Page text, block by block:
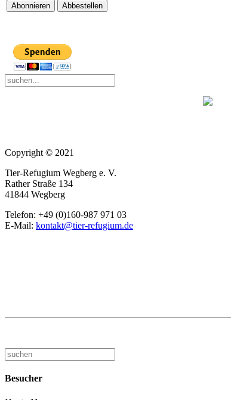
Copyright © 2021
Tier-Refugium Wegberg e. V.
Rather Straße 134
41844 Wegberg
Telefon: +49 (0)160-987 971 03
E-Mail: kontakt@tier-refugium.de
Besucher